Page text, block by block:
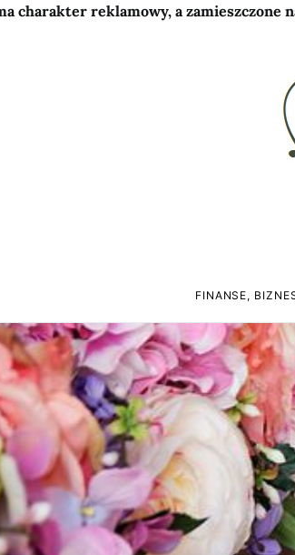
charakter reklamowy, a
FINANSE,